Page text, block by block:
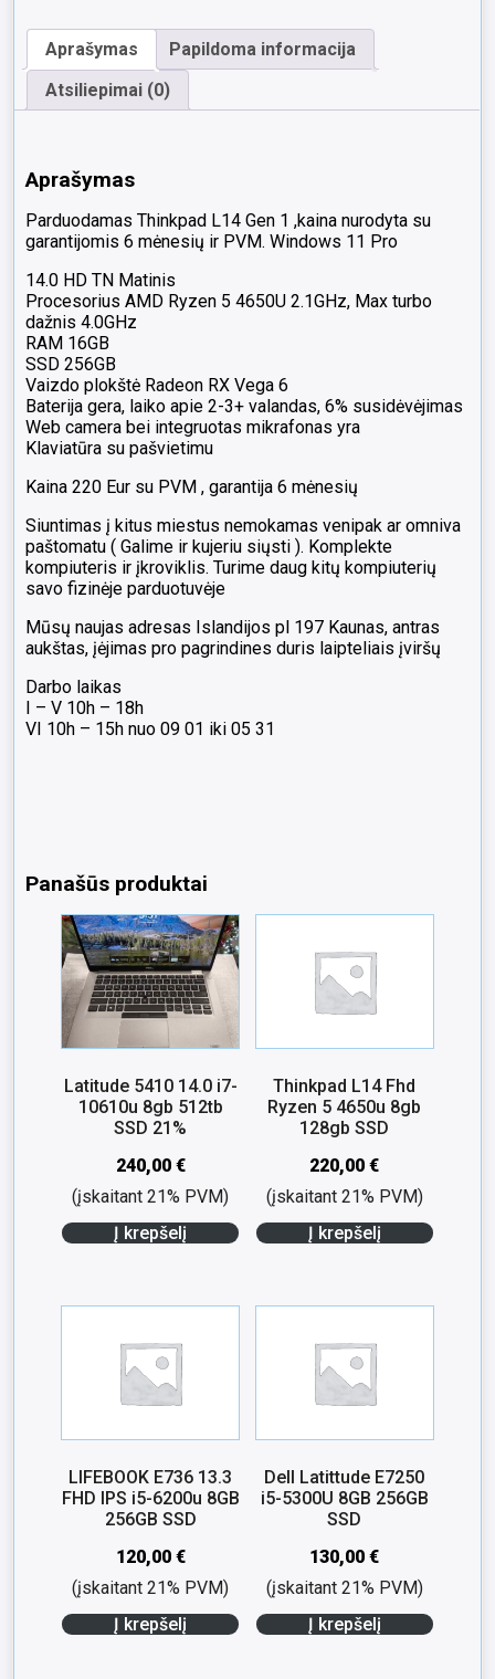
HD
TN
Ryzen
4650u
6%
Aprašymas
Papildoma informacija
Atsiliepimai (0)
Aprašymas
Parduodamas Thinkpad L14 Gen 1 ,kaina nurodyta su
garantijomis 6 mėnesių ir PVM. Windows 11 Pro
14.0 HD TN Matinis
Procesorius AMD Ryzen 5 4650U 2.1GHz, Max turbo
dažnis 4.0GHz
RAM 16GB
SSD 256GB
Vaizdo plokštė Radeon RX Vega 6
Baterija gera, laiko apie 2-3+ valandas, 6% susidėvėjimas
Web camera bei integruotas mikrafonas yra
Klaviatūra su pašvietimu
Kaina 220 Eur su PVM , garantija 6 mėnesių
Siuntimas į kitus miestus nemokamas venipak ar omniva
paštomatu ( Galime ir kujeriu siųsti ). Komplekte
kompiuteris ir įkroviklis. Turime daug kitų kompiuterių
savo fizinėje parduotuvėje
Mūsų naujas adresas Islandijos pl 197 Kaunas, antras
aukštas, įėjimas pro pagrindines duris laipteliais įviršų
Darbo laikas
I – V 10h – 18h
VI 10h – 15h nuo 09 01 iki 05 31
Panašūs produktai
Latitude 5410 14.0 i7-
10610u 8gb 512tb
SSD 21%
240,00 €
(įskaitant 21% PVM)
Į krepšelį
Thinkpad L14 Fhd
Ryzen 5 4650u 8gb
128gb SSD
220,00€
(įskaitant 21% PVM)
Į krepšelį
LIFEBOOK E736 13.3
FHD IPS i5-6200u 8GB
256GB SSD
120,00 €
(įskaitant 21% PVM)
Į krepšelį
Dell Latittude E7250
i5-5300U 8GB 256GB
SSD
130,00€
(įskaitant 21% PVM)
Į krepšelį